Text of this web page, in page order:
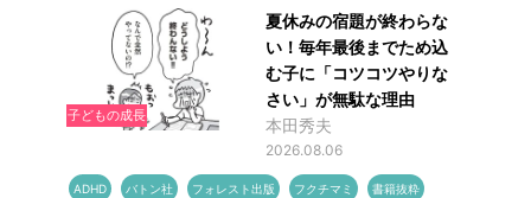
子どもの成長
夏休みの宿題が終わらな
い！毎年最後までため込
む子に「コツコツやりな
さい」が無駄な理由
本田秀夫
2026.08.06
ADHD バトン社 フォレスト出版 フクチマミ 書籍抜粋